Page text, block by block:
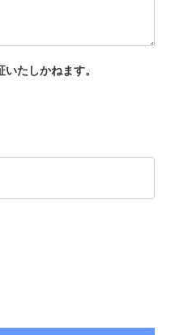
たしかねます。